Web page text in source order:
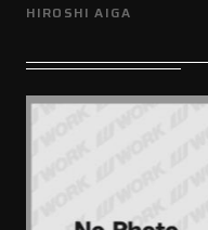
HIROSHI AIGA